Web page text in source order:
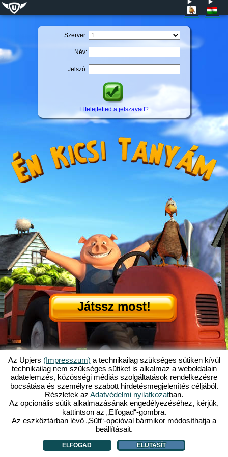
Szerver:
Név:
Jelszó:
Elfelejtetted a jelszavad?
Játssz most!
Mi is az az Én Kicsi Tanyám?|
Itt olvashatod ennek a böngészős játéknak a történetét!| Ami rád vár...|
ÁSZF|Impresszum|Adatvédelmi nyilatkozat|Szabályzat|Fórum|
Támogatás|My Free Farm 2 App|Google Play|App Store
Böngészős játékok - Upjers.com|Sütik kezelése
Az Upjers (Impresszum) a technikailag szükséges sütiken kívül
technikailag nem szükséges sütiket is alkalmaz a weboldalain
adatelemzés, közösségi médiás szolgáltatások rendelkezésre
bocsátása és személyre szabott hirdetésmegjelenítés céljából.
Részletek az Adatvédelmi nyilatkozatban.
Az opcionális sütik alkalmazásának engedélyezéséhez, kérjük,
kattintson az „Elfogad“-gombra.
Az eszköztárban lévő „Süti“-opcióval bármikor módosíthatja a
beállításait.
ELFOGAD ELUTASÍT